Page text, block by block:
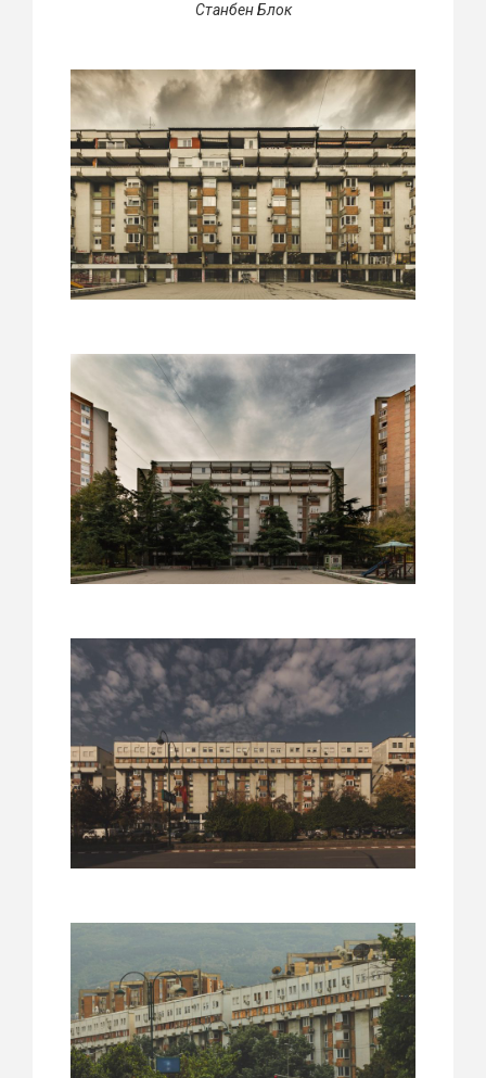
Станбен Блок